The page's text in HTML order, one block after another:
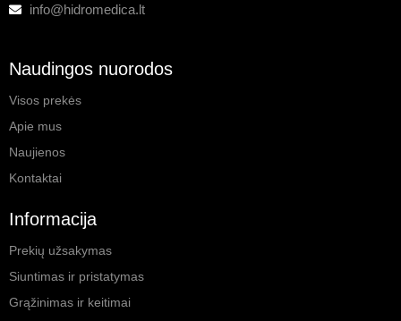
info@hidromedica.lt
Naudingos nuorodos
Visos prekės
Apie mus
Naujienos
Kontaktai
Informacija
Prekių užsakymas
Siuntimas ir pristatymas
Grąžinimas ir keitimai